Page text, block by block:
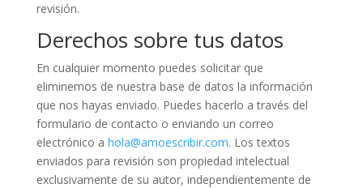
revisión.
Derechos sobre tus datos
En cualquier momento puedes solicitar que
eliminemos de nuestra base de datos la información
que nos hayas enviado. Puedes hacerlo a través del
formulario de contacto o enviando un correo
electrónico a hola@amoescribir.com. Los textos
enviados para revisión son propiedad intelectual
exclusivamente de su autor, independientemente de